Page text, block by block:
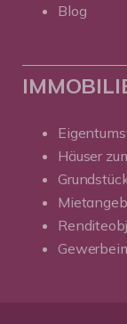
Blog
Häuser